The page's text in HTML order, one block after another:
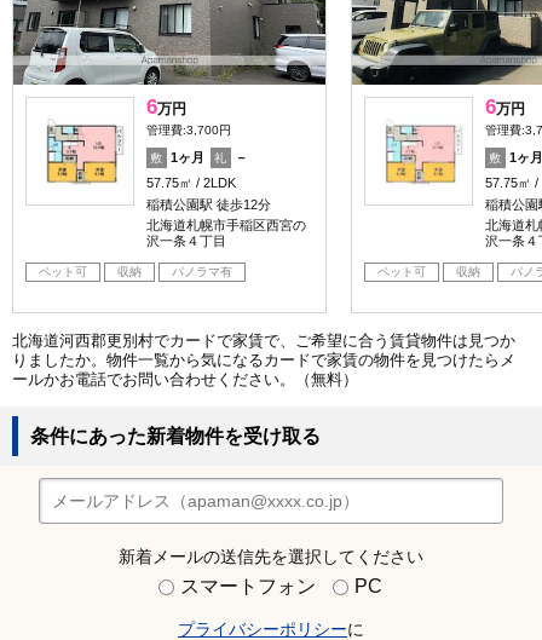
6万円
管理費:3,700円
敷 1ヶ月 礼
－
57.75㎡
2LDK
稲積公園駅 徒歩12分
北海道札幌市手稲区西宮の
沢一条４丁目
ペット可 収納 パノラマ有
6万円
管理費
敷
1ヶ月
57.75㎡
稲積公園
北海道札
沢一条４
ペット可 収納 パノ
北海道河西郡更別村でカードで家賃で、ご希望に合う賃貸物件は見つか
りましたか。物件一覧から気になるカードで家賃の物件を見つけたらメ
ールかお電話でお問い合わせください。（無料）
条件にあった新着物件を受け取る
新着メールの送信先を選択してください
スマートフォン PC
プライバシーポリシーに